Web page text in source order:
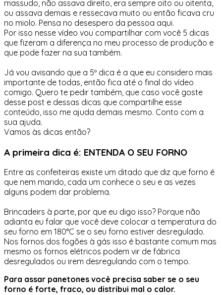
massudo, não assava direito, era sempre oito ou oitenta,
ou assava demais e ressecava muito ou então ficava cru
no miolo. Pensa no desespero da pessoa aqui.
Por isso nesse vídeo vou compartilhar com você 5 dicas
que fizeram a diferença no meu processo de produção e
que pode fazer na sua também.
Já vou avisando que a 5º dica é a que eu considero mais
importante de todas, então fica até o final do vídeo
comigo. Quero te pedir também, que caso você goste
desse post e dessas dicas que compartilhe esse
conteúdo, isso me ajuda demais mesmo. Conto com a
sua ajuda.
Vamos às dicas então?
A primeira dica é: ENTENDA O SEU FORNO
Entre as confeiteiras existe um ditado que diz que forno é
que nem marido, cada um conhece o seu e as vezes
alguns podem dar problema.
Brincadeirs à parte, por que eu digo isso? Porque não
adianta eu falar que você deve colocar a temperatura do
seu forno em 180°C se o seu forno estiver desregulado.
Nos fornos dos fogões à gás isso é bastante comum mas
mesmo os fornos elétricos podem vir de fábrica
desregulados ou irem desregulando com o tempo.
Para assar panetones você precisa saber se o seu
forno é forte, fraco, ou distribui mal o calor.